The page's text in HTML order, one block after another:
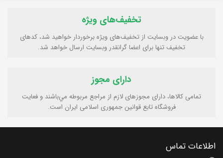
تخفیف‌های ویژه
با عضویت در وبسایت از تخفیف‌های ویژه برخوردار خواهید شد، کدهای
تخفیف تنها برای اعضا گرانقدر وبسایت ارسال خواهد شد.
دارای مجوز
تمامی كالاها، دارای مجوزهای لازم از مراجع مربوطه مي‌باشند و فعایت
فروشگاه تابع قوانين جمهوری اسلامی ايران است.
اطلاعات تماس